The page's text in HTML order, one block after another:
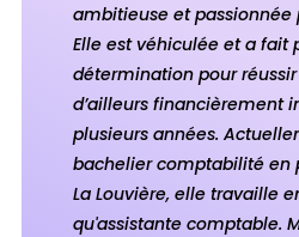
ambitieuse et
Elle est véhiculée et a fait
détermination pour
d’ailleurs financièrement
plusieurs années.
bachelier comptabilité en
La Louvière, elle travaille
qu'assistante comptable.